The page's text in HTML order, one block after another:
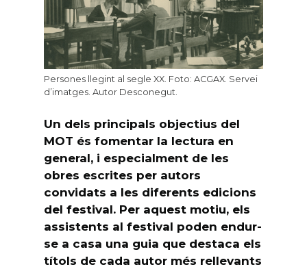
Persones llegint al segle XX. Foto: ACGAX. Servei
d’imatges. Autor Desconegut.
Un dels principals objectius del
MOT és fomentar la lectura en
general, i especialment de les
obres escrites per autors
convidats a les diferents edicions
del festival. Per aquest motiu, els
assistents al festival poden endur-
se a casa una guia que destaca els
títols de cada autor més rellevants